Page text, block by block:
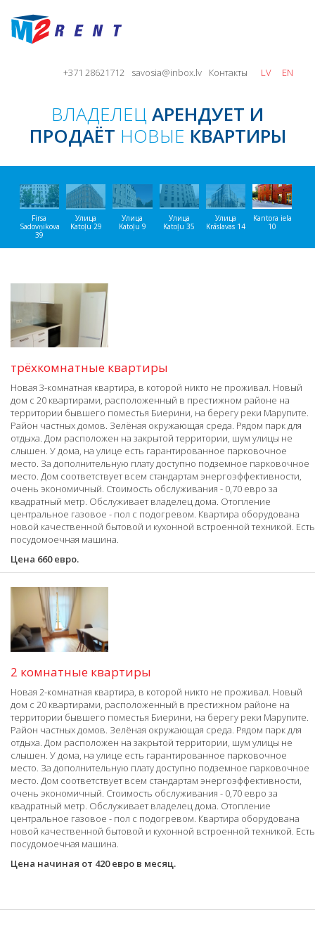
+371 28621712 savosia@inbox.lv Контакты LV EN
ВЛАДЕЛЕЦ АРЕНДУЕТ И
ПРОДАЁТ НОВЫЕ КВАРТИРЫ
Firsa
Sadovņikova
39
Улица
Katoļu 29
Улица
Katoļu 9
Улица
Katoļu 35
Улица
Krāslavas 14
Kantora iela
10
трёхкомнатные квартиры
Новая 3-комнатная квартира, в которой никто не проживал. Новый
дом с 20 квартирами, расположенный в престижном районе на
территории бывшего поместья Биерини, на берегу реки Марупите.
Район частных домов. Зелёная окружающая среда. Рядом парк для
отдыха. Дом расположен на закрытой территории, шум улицы не
слышен. У дома, на улице есть гарантированное парковочное
место. За дополнительную плату доступно подземное парковочное
место. Дом соответствует всем стандартам энергоэффективности,
очень экономичный. Стоимость обслуживания - 0,70 евро за
квадратный метр. Обслуживает владелец дома. Отопление
центральное газовое - пол с подогревом. Квартира оборудована
новой качественной бытовой и кухонной встроенной техникой. Есть
посудомоечная машина.
Цена 660 евро.
2 комнатные квартиры
Новая 2-комнатная квартира, в которой никто не проживал. Новый
дом с 20 квартирами, расположенный в престижном районе на
территории бывшего поместья Биерини, на берегу реки Марупите.
Район частных домов. Зелёная окружающая среда. Рядом парк для
отдыха. Дом расположен на закрытой территории, шум улицы не
слышен. У дома, на улице есть гарантированное парковочное
место. За дополнительную плату доступно подземное парковочное
место. Дом соответствует всем стандартам энергоэффективности,
очень экономичный. Стоимость обслуживания - 0,70 евро за
квадратный метр. Обслуживает владелец дома. Отопление
центральное газовое - пол с подогревом. Квартира оборудована
новой качественной бытовой и кухонной встроенной техникой. Есть
посудомоечная машина.
Цена начиная от 420 евро в месяц.